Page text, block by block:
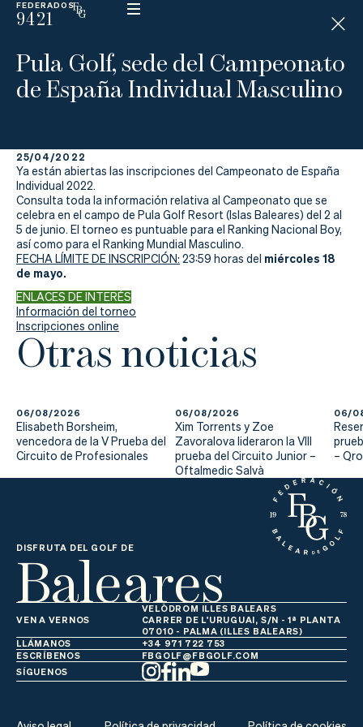
FEDERADOS
9421
ESP
N
D
C
La
Federación
Federarse
Jugar
Aprender
Actualidad
Tienda
Pula Golf, sede del Campeonato
de España Individual Masculino
25/04/2022
Ya están abiertas las inscripciones del Campeonato de España
Individual 2022.
Consulta toda la información relativa al Campeonato que se
celebra en el campo de Pula Golf Resort (Islas Baleares) del 2 al
5 de junio. El torneo es puntuable para el Ranking Nacional Boy,
así como para el Ranking Mundial Masculino.
FECHA LÍMITE DE INSCRIPCIÓN: 23:59 horas del miércoles 18
de mayo.
ENLACES DE INTERÉS
Información del torneo
Inscripciones online
Otras noticias
06/08/2026
Elisabeth Borsheim,
vencedora de la V Prueba del
Circuito de Profesionales
06/08/2026
Xim Torrents y Zoe
Zavoralova lideraron la VIII
prueba del Circuito Junior –
Oftalmedic Salvà
06/
–
DISFRUTA DEL GOLF DE
Baleares
VEN A VERNOS
VELÒDROM ILLES BALEARS
CARRER DE L'URUGUAI, S/N - 1ª PLANTA
07010 - PALMA (ILLES BALEARS)
LLÁMANOS
+34 971 722 753
ESCRÍBENOS
FBGOLF@FBGOLF.COM
SÍGUENOS